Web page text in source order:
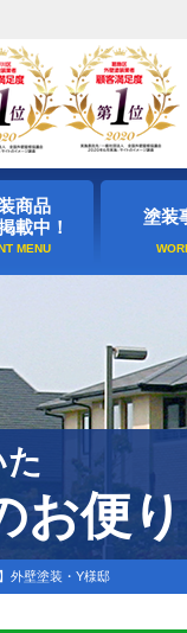
商品
載中！
塗装
お便り
外壁塗装・Y様邸